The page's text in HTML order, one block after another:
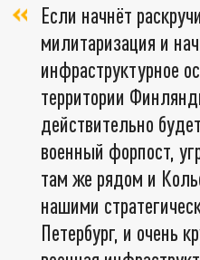
Если начнёт
милитаризация и
инфраструктурное
территории
действительно
военный форпост,
там же рядом и
нашими
Петербург, и очень